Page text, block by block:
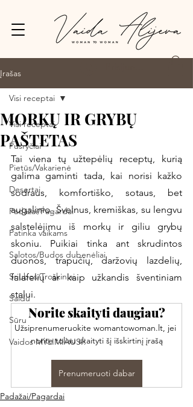
Įrašas
Visi receptai
Pusryčiai
Pietūs/Vakarienė
Desertai
Padažai/Pagardai
Patinka vaikams
Salotos/Budos dubenėliai
Sriubos/Troškiniai
Saldu
Sūru
Vaidos MYLIMIAUSI!
Visi receptai
MORKŲ IR GRYBŲ
PAŠTETAS
Tai viena tų užtepėlių receptų, kurią
galima gaminti tada, kai norisi kažko
sodraus, komfortiško, sotaus, bet
augalinio. Švelnus, kremiškas, su lengvu
salstelėjimu iš morkų ir giliu grybų
skoniu. Puikiai tinka ant skrudintos
duonos, trapučių, daržovių lazdelių,
falafelių ar kaip užkandis šventiniam
stalui.
Norite skaityti daugiau?
Užsiprenumeruokite womantowoman.lt, jei
norite toliau skaityti šį išskirtinį įrašą
Prenumeruoti dabar
Padažai/Pagardai